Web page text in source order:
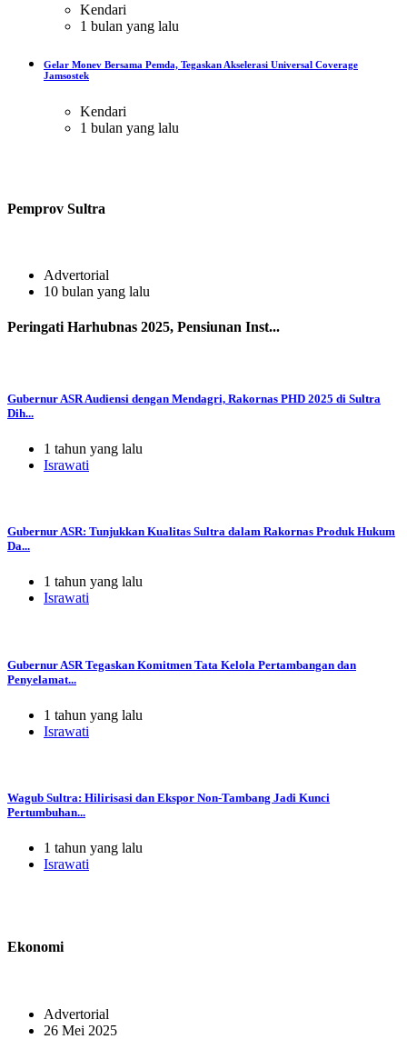
Kendari
1 bulan yang lalu
Gelar Monev Bersama Pemda, Tegaskan Akselerasi Universal Coverage
Jamsostek
Kendari
1 bulan yang lalu
Pemprov Sultra
Advertorial
10 bulan yang lalu
Peringati Harhubnas 2025, Pensiunan Inst...
Gubernur ASR Audiensi dengan Mendagri, Rakornas PHD 2025 di Sultra
Dih...
1 tahun yang lalu
Israwati
Gubernur ASR: Tunjukkan Kualitas Sultra dalam Rakornas Produk Hukum
Da...
1 tahun yang lalu
Israwati
Gubernur ASR Tegaskan Komitmen Tata Kelola Pertambangan dan
Penyelamat...
1 tahun yang lalu
Israwati
Wagub Sultra: Hilirisasi dan Ekspor Non-Tambang Jadi Kunci
Pertumbuhan...
1 tahun yang lalu
Israwati
Ekonomi
Advertorial
26 Mei 2025